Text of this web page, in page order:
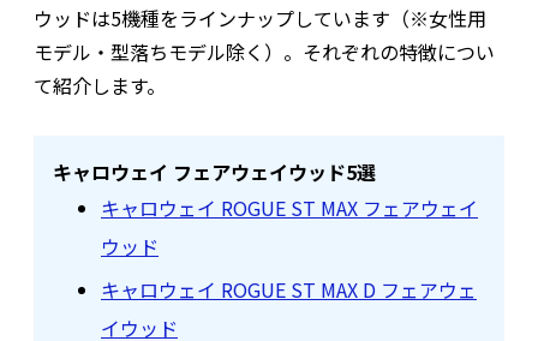
ウッドは5機種をラインナップしています（※女性用
モデル・型落ちモデル除く）。それぞれの特徴につい
て紹介します。
キャロウェイ フェアウェイウッド5選
キャロウェイ ROGUE ST MAX フェアウェイ
ウッド
キャロウェイ ROGUE ST MAX D フェアウェ
イウッド